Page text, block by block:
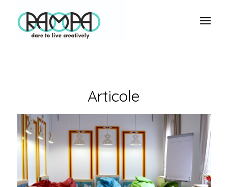
Articole